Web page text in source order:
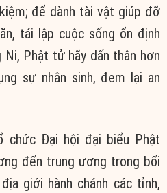
để dành tài vật giúp đỡ
tái lập cuộc sống ổn định
Ni, Phật tử hãy dấn thân hơn
sự nhân sinh, đem lại an
chức Đại hội đại biểu Phật
đến trung ương trong bối
giới hành chánh các tỉnh,